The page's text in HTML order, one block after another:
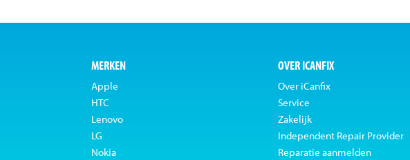
MERKEN
Apple
HTC
Lenovo
LG
Nokia
OVER ICANFIX
Over iCanfix
Service
Zakelijk
Independent Repair Provider
Reparatie aanmelden